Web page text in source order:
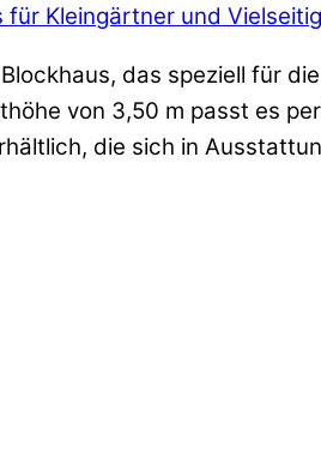
Kleingärtner und
das speziell für
von 3,50 m passt es
die sich in